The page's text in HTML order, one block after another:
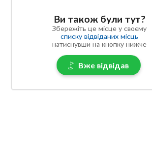
Ви також були тут?
Збережіть це місце у своєму
списку відвіданих місць
натиснувши на кнопку нижче
Вже відвідав